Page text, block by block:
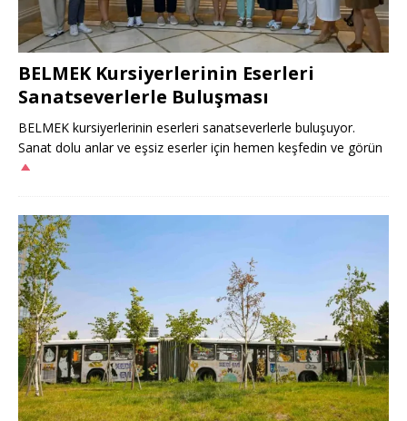
BELMEK Kursiyerlerinin Eserleri
Sanatseverlerle Buluşması
BELMEK kursiyerlerinin eserleri sanatseverlerle buluşuyor.
Sanat dolu anlar ve eşsiz eserler için hemen keşfedin ve görün